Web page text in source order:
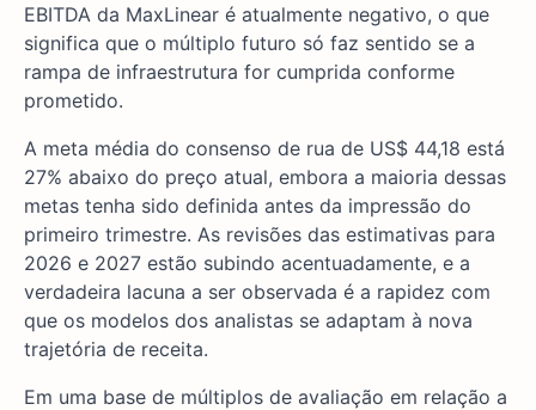
EBITDA da MaxLinear é atualmente negativo, o que
significa que o múltiplo futuro só faz sentido se a
rampa de infraestrutura for cumprida conforme
prometido.
A meta média do consenso de rua de US$ 44,18 está
27% abaixo do preço atual, embora a maioria dessas
metas tenha sido definida antes da impressão do
primeiro trimestre. As revisões das estimativas para
2026 e 2027 estão subindo acentuadamente, e a
verdadeira lacuna a ser observada é a rapidez com
que os modelos dos analistas se adaptam à nova
trajetória de receita.
Em uma base de múltiplos de avaliação em relação a